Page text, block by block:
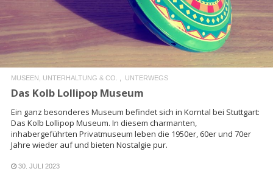
MUSEEN, UNTERHALTUNG & CO. UNTERWEGS
Das Kolb Lollipop Museum
Ein ganz besonderes Museum befindet sich in Korntal bei Stuttgart:
Das Kolb Lollipop Museum. In diesem charmanten,
inhabergeführten Privatmuseum leben die 1950er, 60er und 70er
Jahre wieder auf und bieten Nostalgie pur.
30. JULI 2023